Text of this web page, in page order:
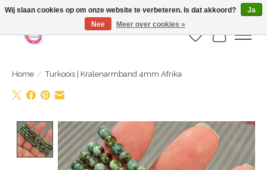
Webshop is geopend maar nog onder constructie | let op: Verzenden vanaf 29
juli
Verlanglijst
Home / Turkoois | Kralenarmband 4mm Afrika
Product image slideshow Items
Wij slaan cookies op om onze website te verbeteren. Is dat akkoord?
Ja
Nee
Meer over cookies »